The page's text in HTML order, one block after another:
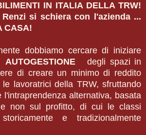
IN ITALIA DELLA TRW!
si schiera con l'azienda ...
CASA!
dobbiamo cercare di iniziare
AUTOGESTIONEdegli spazi in
di creare un minimo di reddito
lavoratrici della TRW, sfruttando
alternativa, basata
non sul profitto, di cui le classi
e tradizionalmente